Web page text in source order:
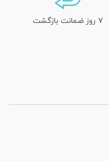
۷ روز ضمانت بازگشت